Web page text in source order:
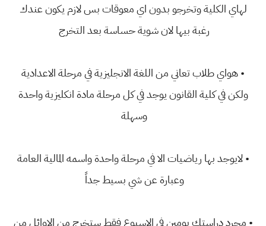
لهاي الكلية وتخرجو بدون اي معوقات بس لازم يكون عندك
رغبة بيها لان شوية حساسة بعد التخرج
• هواي طلاب تعاني من اللغة الانجليزية في مرحلة الاعدادية
ولكن في كلية القانون يوجد في كل مرحلة مادة انكليزية واحدة
وسهلة
• لايوجد بها رياضيات الا في مرحلة واحدة واسمه المالية العامة
وعبارة عن شي بسيط جداً
• مجرد دراستك يومين في الاسبوع فقط ستخرج من الاوائل من